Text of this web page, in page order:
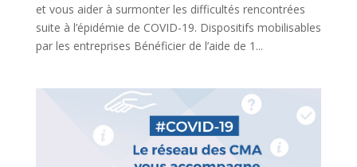
et vous aider à surmonter les difficultés rencontrées
suite à l’épidémie de COVID-19. Dispositifs mobilisables
par les entreprises Bénéficier de l’aide de 1...